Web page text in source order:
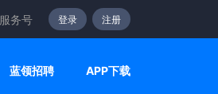
服务号 登录 注册
蓝领招聘 APP下载